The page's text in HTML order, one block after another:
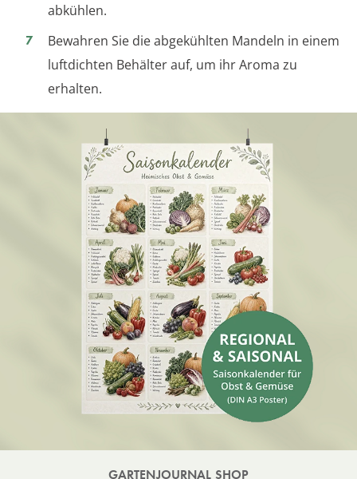
abkühlen.
Bewahren Sie die abgekühlten Mandeln in einem
luftdichten Behälter auf, um ihr Aroma zu
erhalten.
GARTENJOURNAL SHOP